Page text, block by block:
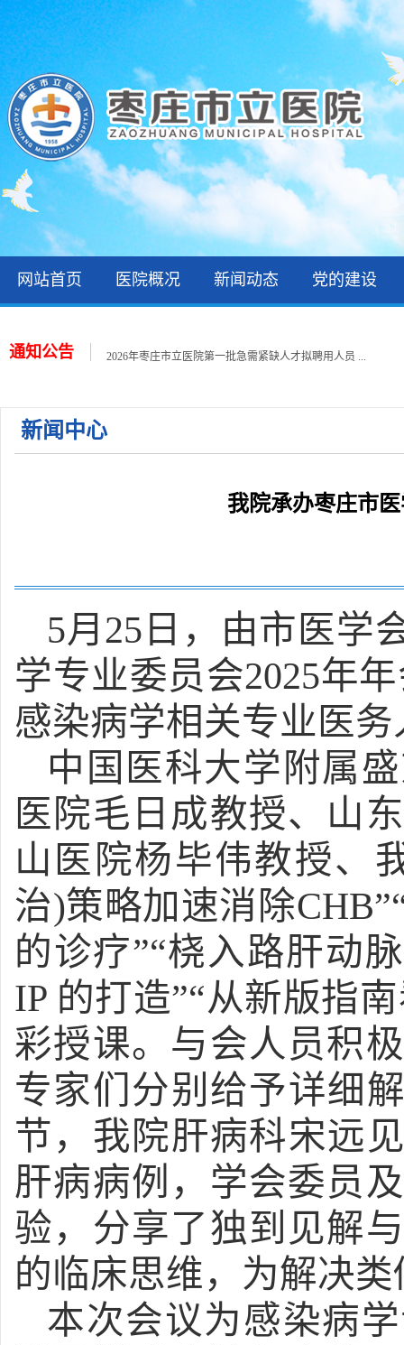
网站首页 医院概况 新闻动态 党的建设
通知公告
关于公布2026年枣庄市立医院公开招聘备案制工作人 ...
2026年枣庄市立医院第一批急需紧缺人才拟聘用人员 ...
关于公布2026年枣庄市立医院第一批急需紧缺人才招 ...
关于公布2026年枣庄市立医院公开招聘备案制工作人 ...
关于公布2026年枣庄市立医院第一批急需紧缺人才招 ...
新闻中心
我院承办枣庄市
5月25日，由市医学
学专业委员会2025年
感染病学相关专业医
中国医科大学附属
医院毛日成教授、山
山医院杨毕伟教授、
治)策略加速消除
的诊疗”“桡入路肝动
IP 的打造”“从新版指
彩授课。与会人员积
专家们分别给予详细
节，我院肝病科宋远
肝病病例，学会委员
验，分享了独到见解
的临床思维，为解决
本次会议为感染病